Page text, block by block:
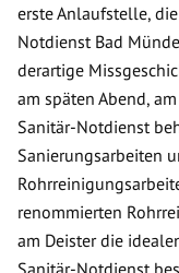
erste Anlaufstelle,
Notdienst Bad
derartige
am späten Abend,
Sanitär-Notdienst
Sanierungsarbeiten
renommierten
am Deister die